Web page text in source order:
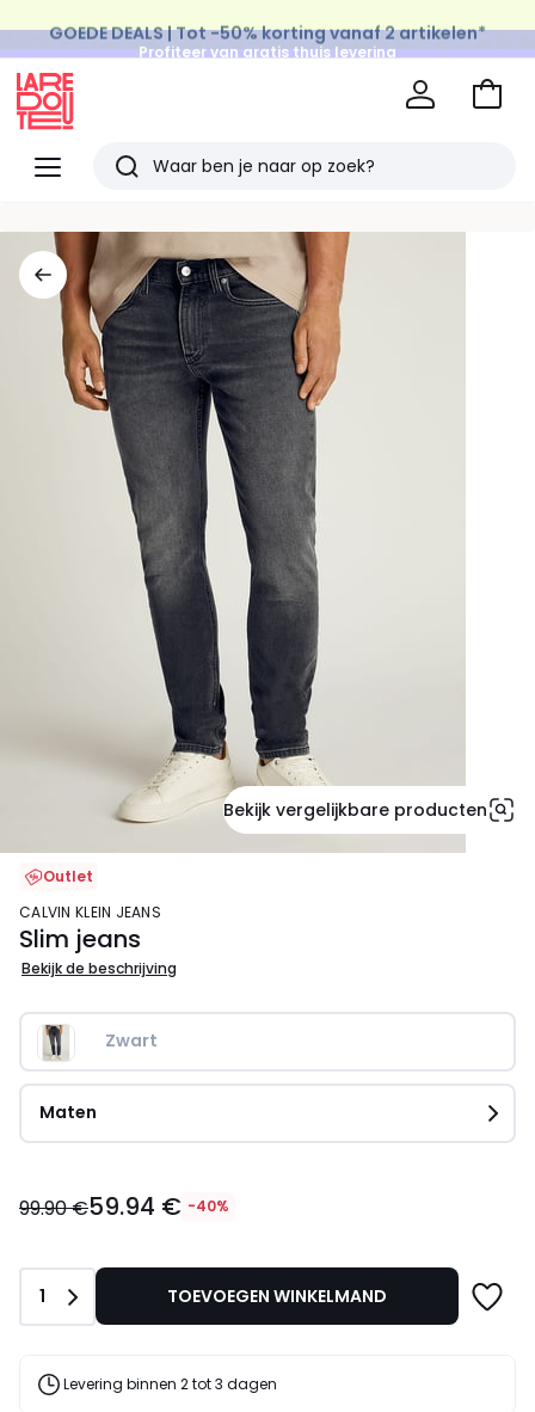
Profiteer van gratis thuis levering
op al de Mode & Home aankopen
Menu
Redoute
Zoeken
bekeken
artikelen
Naar
Bekijk vergelijkbare producten
Outlet
CALVIN KLEIN JEANS
Slim jeans
Bekijk de beschrijving
Zwart
Maten
€
99.90
€
korting
toegepast.
99.90 €59.94 € -40%
Aantal
1 TOEVOEGEN WINKELMAND
Levering binnen 2 tot 3 dagen